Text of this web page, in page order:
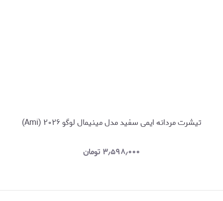
تیشرت مردانه ایمی سفید مدل مینیمال لوگو ۲۰۲۶ (Ami)
۳٫۵۹۸٫۰۰۰ تومان